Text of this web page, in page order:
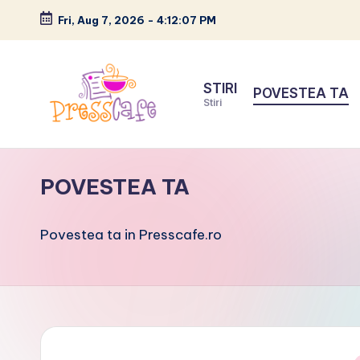
Skip
content
Fri, Aug 7, 2026 - 4:12:08 PM
P
r
s
s
urbane
STIRI
Stiri
POVESTEA TA
POVESTEA TA
Povestea ta in Presscafe.ro